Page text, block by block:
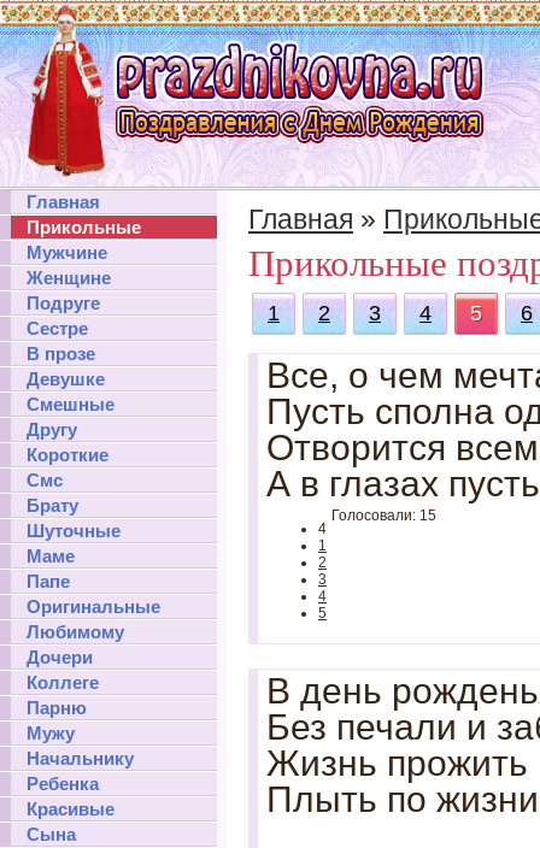
Главная
Прикольные
Мужчине
Женщине
Подруге
Сестре
В прозе
Девушке
Смешные
Другу
Короткие
Смс
Брату
Шуточные
Маме
Папе
Оригинальные
Любимому
Дочери
Коллеге
Парню
Мужу
Начальнику
Ребенка
Красивые
Сына
Главная »
Прикольные
1 2 3 4 5 6
Все, о чем
Пусть сполна
Отворится
А в глазах
4
1
2
3
4
5
Голосовали: 15
В день
Без печали и
Жизнь прожить
Плыть по